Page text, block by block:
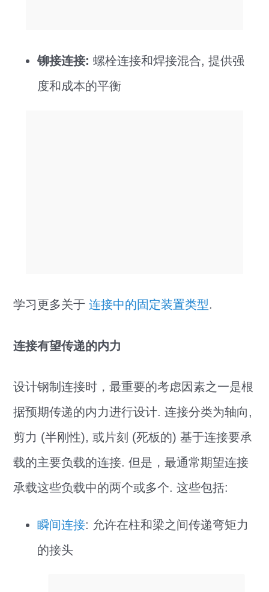
铆接连接:螺栓连接和焊接混合, 提供强
度和成本的平衡
学习更多关于 连接中的固定装置类型.
连接有望传递的内力
设计钢制连接时，最重要的考虑因素之一是根
据预期传递的内力进行设计. 连接分类为轴向,
剪力 (半刚性), 或片刻 (死板的) 基于连接要承
载的主要负载的连接. 但是，最通常期望连接
承载这些负载中的两个或多个. 这些包括:
瞬间连接: 允许在柱和梁之间传递弯矩力
的接头